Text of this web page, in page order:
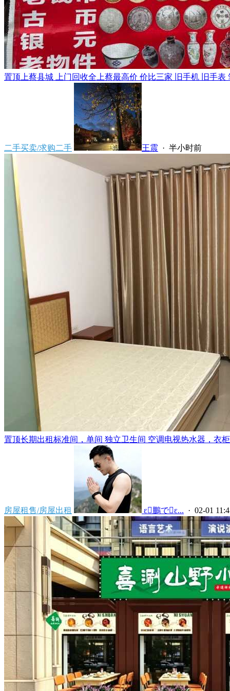
置顶 上蔡县城 上门回收全上蔡最高价 价比三家 旧手机 旧手表
二手买卖/求购二手 王震 · 半小时前
置顶长期出租标准间，单间 独立卫生间 空调电视热水器，衣
房屋租售/房屋出租  ε鵬でε... · 02-01